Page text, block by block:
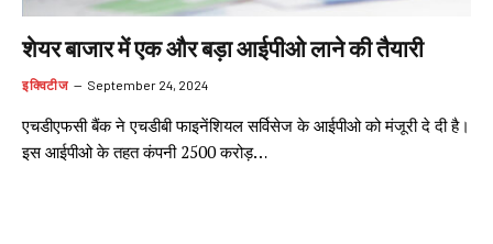
शेयर बाजार में एक और बड़ा आईपीओ लाने की तैयारी
इक्विटीज September 24, 2024
एचडीएफसी बैंक ने एचडीबी फाइनेंशियल सर्विसेज के आईपीओ को मंजूरी दे दी है।
इस आईपीओ के तहत कंपनी 2500 करोड़…